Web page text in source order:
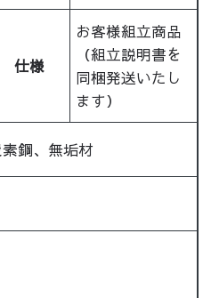
仕様
お客様組立商品
（組立説明書を
同梱発送いたし
ます）
鋼、無垢材